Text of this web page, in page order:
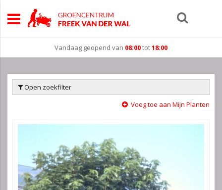
Vandaag geopend van 08:00tot18:00
Open zoekfilter
Voeg toe aan Mijn Planten